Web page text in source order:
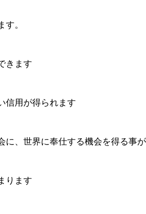
。
きます
信用が得られます
に、世界に奉仕する機会を得る事
ります